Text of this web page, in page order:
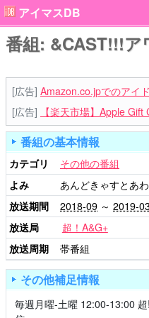
アイマスDB
番組: &CAST!!!ア
[広告] Amazon.co.jpでのアイ
[広告]
【楽天市場】Apple
番組の基本情報
カテゴリ
その他の番組
よみ
あんどきゃすとあ
放送期間
2018-09 ～ 2019-03
放送局
超！A&G+
放送周期
帯番組
その他補足情報
毎週月曜-土曜 12:00-13:00